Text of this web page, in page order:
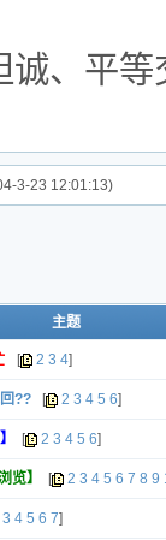
、平
3-23 12:01:13)
主题
[ 2 3 4]
?? [ 2 3 4 5 6]
[ 2 3 4 5 6]
览】 [ 2 3 4 5 6 7 8 9
3 4 5 6 7]